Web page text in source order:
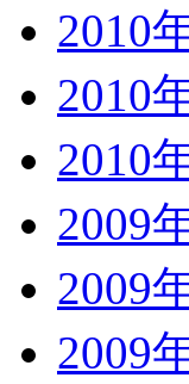
2010
2010
2010
2009
2009
2009